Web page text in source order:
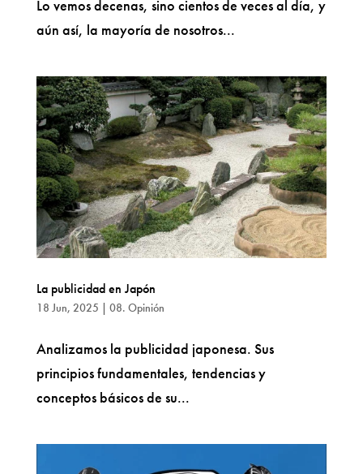
Lo vemos decenas, sino cientos de veces al día, y
aún así, la mayoría de nosotros...
La publicidad en Japón
18 Jun, 2025 | 08. Opinión
Analizamos la publicidad japonesa. Sus
principios fundamentales, tendencias y
conceptos básicos de su...